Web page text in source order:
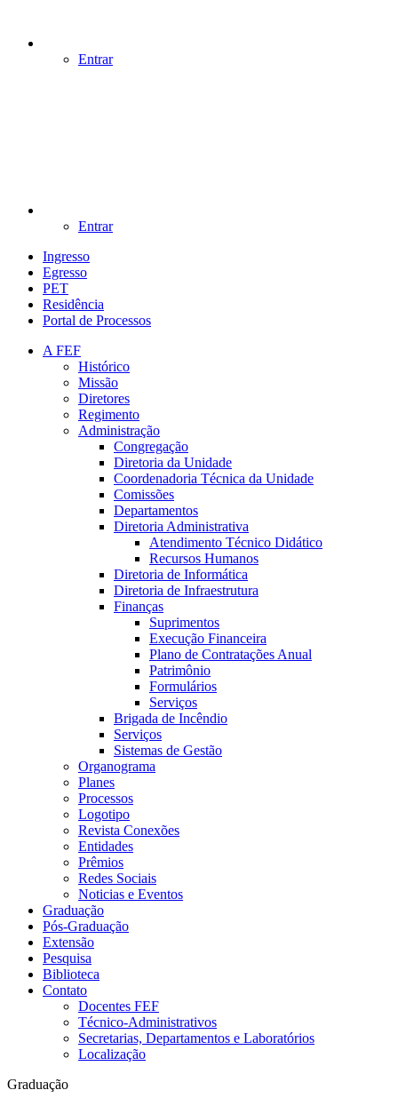
Entrar
Entrar
Ingresso
Egresso
PET
Residência
Portal de Processos
A FEF
Histórico
Missão
Diretores
Regimento
Administração
Congregação
Diretoria da Unidade
Coordenadoria Técnica da Unidade
Comissões
Departamentos
Diretoria Administrativa
Atendimento Técnico Didático
Recursos Humanos
Diretoria de Informática
Diretoria de Infraestrutura
Finanças
Suprimentos
Execução Financeira
Plano de Contratações Anual
Patrimônio
Formulários
Serviços
Brigada de Incêndio
Serviços
Sistemas de Gestão
Organograma
Planes
Processos
Logotipo
Revista Conexões
Entidades
Prêmios
Redes Sociais
Noticias e Eventos
Graduação
Pós-Graduação
Extensão
Pesquisa
Biblioteca
Contato
Docentes FEF
Técnico-Administrativos
Secretarias, Departamentos e Laboratórios
Localização
Graduação